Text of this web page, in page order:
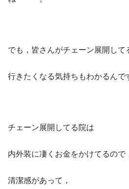
でも，皆さんがチェーン展開して
行きたくなる気持ちもわかるんで
チェーン展開してる院は
内外装に凄くお金をかけてるので
清潔感があって，